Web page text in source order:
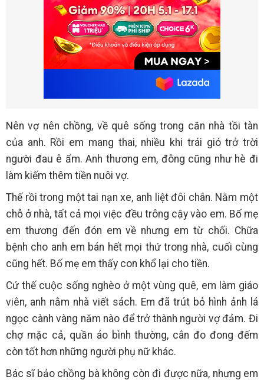
Nên vợ nên chồng, về quê sống trong căn nhà tồi tàn
của anh. Rồi em mang thai, nhiều khi trái gió trở trời
người đau ê ẩm. Anh thương em, đông cũng như hè đi
làm kiếm thêm tiền nuôi vợ.
Thế rồi trong một tai nạn xe, anh liệt đôi chân. Nằm một
chỗ ở nhà, tất cả mọi việc đều trông cậy vào em. Bố mẹ
em thương đến đón em về nhưng em từ chối. Chữa
bệnh cho anh em bán hết mọi thứ trong nhà, cuối cùng
cũng hết. Bố mẹ em thấy con khổ lại cho tiền.
Cứ thế cuộc sống nghèo ở một vùng quê, em làm giáo
viên, anh nằm nhà viết sách. Em đã trút bỏ hình ảnh lá
ngọc cành vàng năm nào để trở thành người vợ đảm. Đi
chợ mặc cả, quần áo bình thường, cân đo đong đếm
còn tốt hơn những người phụ nữ khác.
Bác sĩ bảo chồng bà không còn đi được nữa, nhưng em